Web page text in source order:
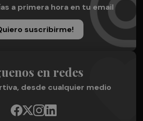
a primera hora en tu email
suscribirme!
en redes
desde cualquier medio